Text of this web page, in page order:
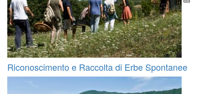
Riconoscimento e Raccolta di Erbe Spontanee